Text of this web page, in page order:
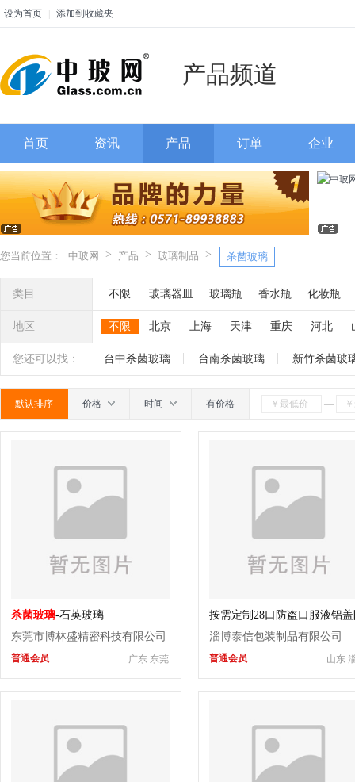
设为首页 添加到收藏夹
产品频道
首页 资讯 产品 订单 企业
您当前位置： 中玻网 > 产品 > 玻璃制品 > 杀菌玻璃
类目 不限 玻璃器皿 玻璃瓶 香水瓶 化妆瓶
玻璃灯罩 玻璃管 玻璃灯具 玻璃制品
玻璃珠 圣诞挂件 水晶挂件 玻璃饰品 玻
地区 不限 北京 上海 天津 重庆 河北
南 广东 江西 四川 海南 贵州
您还可以找： 台中杀菌玻璃 台南杀菌玻璃 新竹杀菌玻
默认排序 价格 时间 有价格 —
杀菌玻璃-石英玻璃
东莞市博林盛精密科技有限公司
广东 东莞
普通会员
按需定制28口防盗口服液铝
盗铝盖螺旋矿泉水酒瓶盖山
台泰信日照
淄博泰信包装制品有限公司
山东
普通会员